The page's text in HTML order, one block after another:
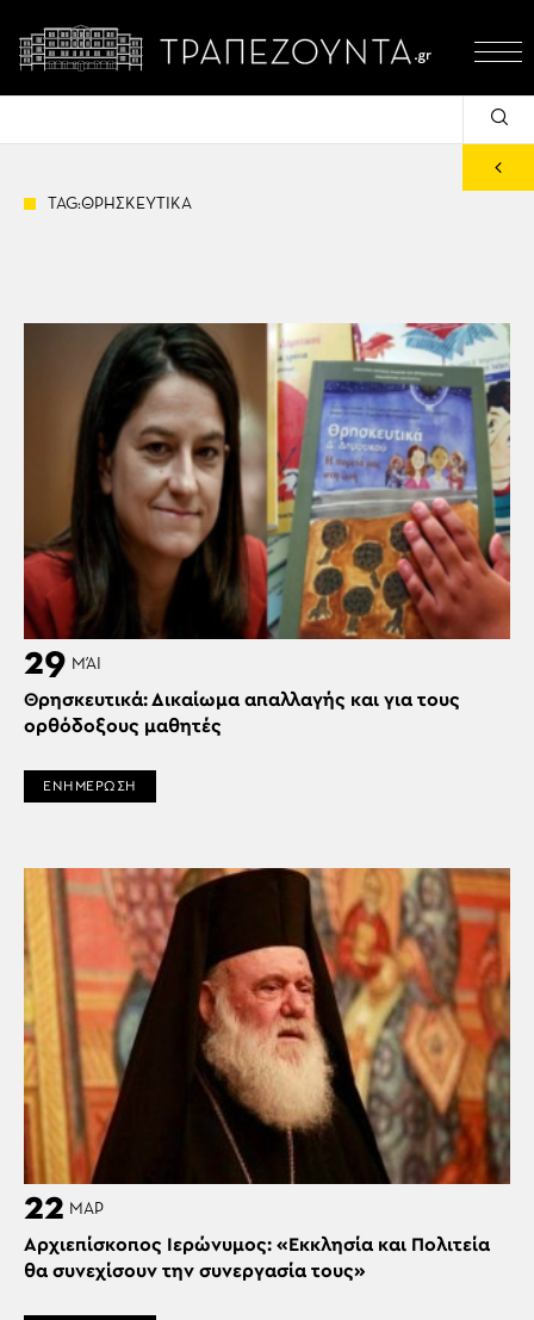
TAG:ΘΡΗΣΚΕΥΤΙΚΑ
29 ΜΆΙ
Θρησκευτικά: Δικαίωμα απαλλαγής και για τους
ορθόδοξους μαθητές
ΕΝΗΜΕΡΩΣΗ
22 ΜΑΡ
Αρχιεπίσκοπος Ιερώνυμος: «Εκκλησία και Πολιτεία
θα συνεχίσουν την συνεργασία τους»